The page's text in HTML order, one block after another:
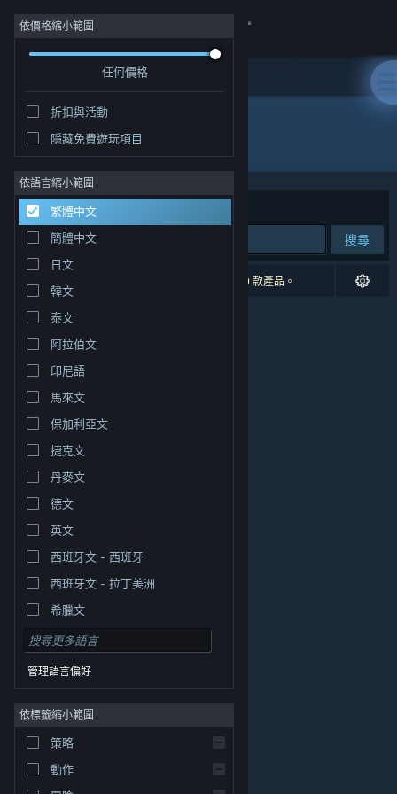
登入
社群
關於
客服
變更語言
取得 Steam 行動應用程式
檢視電腦版網頁
權人在美國與其它國家（地區）之財產。
Cookie
依價格縮小範圍
任何價格
折扣與活動
隱藏免費遊玩項目
依語言縮小範圍
繁體中文
簡體中文
日文
韓文
泰文
阿拉伯文
印尼語
馬來文
保加利亞文
捷克文
丹麥文
德文
英文
西班牙文 - 西班牙
西班牙文 - 拉丁美洲
希臘文
管理語言偏好
依標籤縮小範圍
策略
動作
開發人員: Canalside Studios
排序依據 相關性
搜尋
0 項相符的搜尋結果。 已根據您的偏好設定排除 9 款產品。